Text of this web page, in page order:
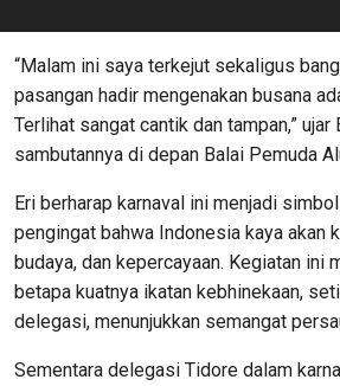
“Malam ini saya terkejut sekaligus
pasangan hadir mengenakan busana
Terlihat sangat cantik dan tampan,” ujar
sambutannya di depan Balai Pemuda
Eri berharap karnaval ini menjadi
pengingat bahwa Indonesia kaya akan
budaya, dan kepercayaan. Kegiatan ini
betapa kuatnya ikatan kebhinekaan,
delegasi, menunjukkan semangat
Sementara delegasi Tidore dalam